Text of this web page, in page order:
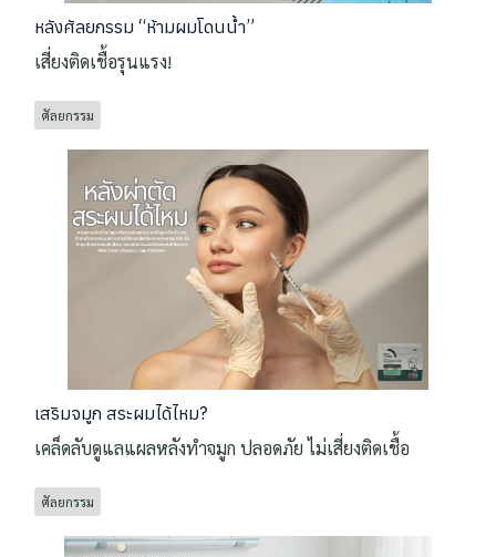
หลังศัลยกรรม “ห้ามผมโดนน้ำ”
เสี่ยงติดเชื้อรุนแรง!
ศัลยกรรม
เสริมจมูก สระผมได้ไหม?
เคล็ดลับดูแลแผลหลังทำจมูก ปลอดภัย ไม่เสี่ยงติดเชื้อ
ศัลยกรรม